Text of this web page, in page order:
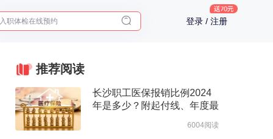
2025年了，给父母预约体检
入职体检在线预约
2025年了，给父母预约体检
登录 / 注册
推荐阅读
长沙职工医保报销比例2024
年是多少？附起付线、年度最
6004阅读